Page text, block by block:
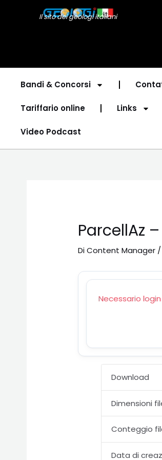
Il sito dei geologi italiani
Bandi & Concorsi
Tariffario online Links
Video Podcast
ParcellAz
DiContent Manager
Necessario login
Download
Dimensioni
Conteggio
Data di
Navigazione
articoli